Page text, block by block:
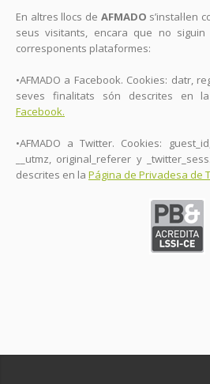
En altres llocs de AFMADO s’instal·len
seus visitants, encara que no
corresponents plataformes:
•AFMADO a Facebook. Cookies: datr,
seves finalitats són descrites en
Facebook.
•AFMADO a Twitter. Cookies:
__utmz, original_referer y
descrites en la Página de Privadesa de